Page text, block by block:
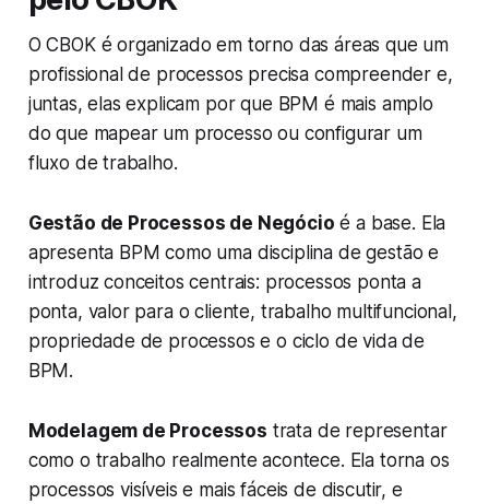
O CBOK é organizado em torno das áreas que um
profissional de processos precisa compreender e,
juntas, elas explicam por que BPM é mais amplo
do que mapear um processo ou configurar um
fluxo de trabalho.
Gestão de Processos de Negócio é a base. Ela
apresenta BPM como uma disciplina de gestão e
introduz conceitos centrais: processos ponta a
ponta, valor para o cliente, trabalho multifuncional,
propriedade de processos e o ciclo de vida de
BPM.
Modelagem de Processos trata de representar
como o trabalho realmente acontece. Ela torna os
processos visíveis e mais fáceis de discutir, e